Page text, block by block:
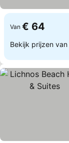
Van € 64
Bekijk prijzen van